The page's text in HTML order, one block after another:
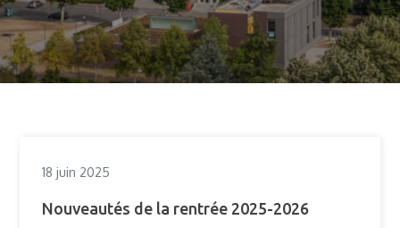
18 juin 2025
Nouveautés de la rentrée 2025-2026